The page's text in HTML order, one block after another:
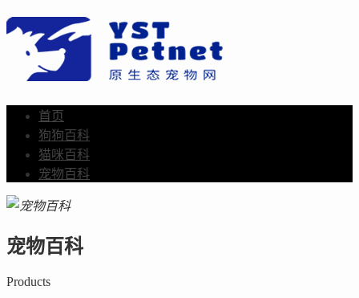
首页
狗狗百科
猫咪百科
宠物百科
宠物百科
Products